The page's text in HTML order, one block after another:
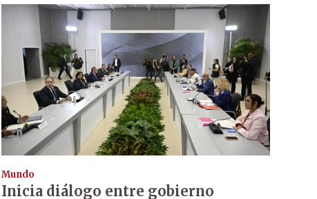
Mundo
Inicia diálogo entre gobierno